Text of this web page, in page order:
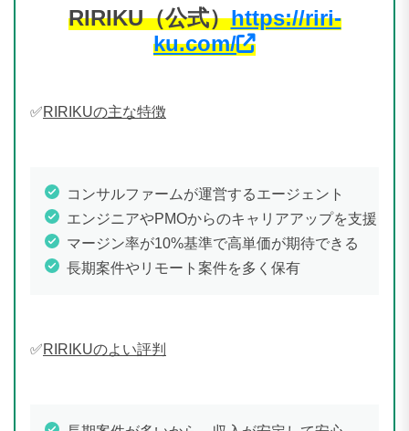
RIRIKU（公式）https://riri-
ku.com/
✅RIRIKUの主な特徴
コンサルファームが運営するエージェント
エンジニアやPMOからのキャリアアップを支援
マージン率が10%基準で高単価が期待できる
長期案件やリモート案件を多く保有
✅RIRIKUのよい評判